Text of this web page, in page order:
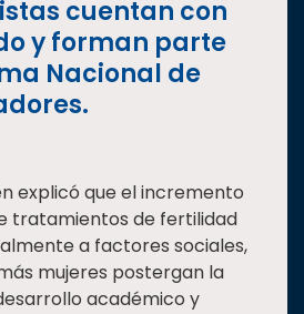
cuentan con
y forman parte
Nacional de
explicó que el incremento
tratamientos de fertilidad
a factores sociales,
mujeres postergan la
académico y